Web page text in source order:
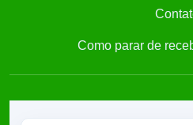
Como parar de